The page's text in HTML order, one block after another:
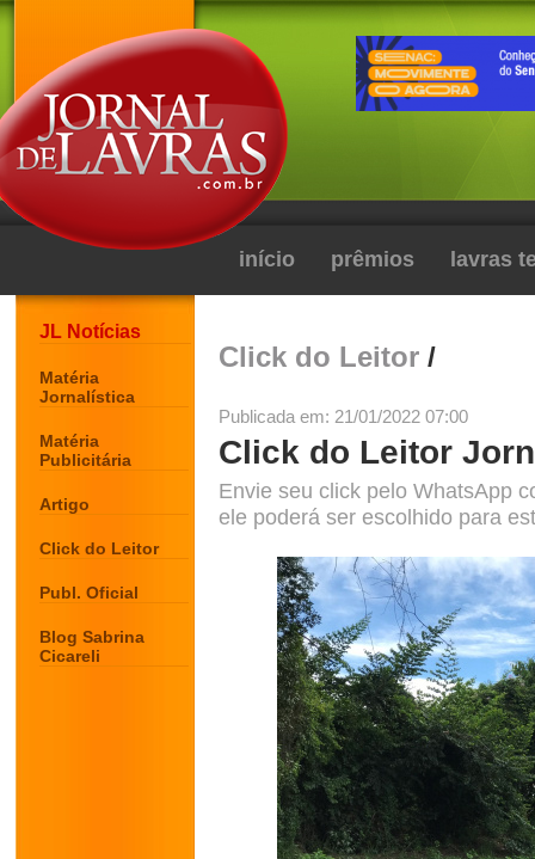
início prêmios lavras
JL Notícias
Matéria
Jornalística
Matéria
Publicitária
Artigo
Click do Leitor
Publ. Oficial
Blog Sabrina
Cicareli
Click do Leitor /
Publicada em: 21/01/2022 07:00
Click do Leitor
Envie seu click pelo WhatsApp
ele poderá ser escolhido para